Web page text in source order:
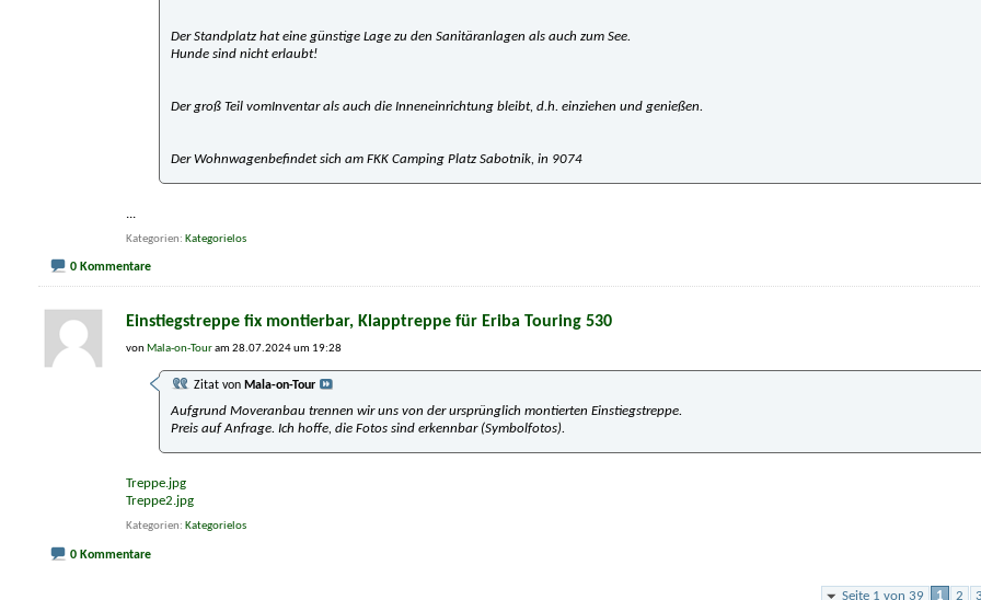
Der Standplatz hat eine günstige Lage zu den Sanitäranlagen als auch zum See.
Hunde sind nicht erlaubt!
Der groß Teil vomInventar als auch die Inneneinrichtung bleibt, d.h. einziehen und genießen.
Der Wohnwagenbefindet sich am FKK Camping Platz Sabotnik, in 9074
...
Kategorien Kategorielos
0 Kommentare
Einstiegstreppe fix montierbar, Klapptreppe für Eriba Touring 530
von Mala-on-Touram 28.07.2024 um 19:28
Zitat von Mala-on-Tour
Aufgrund Moveranbau trennen wir uns von der ursprünglich montierten Einstiegstreppe.
Preis auf Anfrage. Ich hoffe, die Fotos sind erkennbar (Symbolfotos).
Treppe.jpg
Treppe2.jpg
Kategorien Kategorielos
0 Kommentare
Seite 1 von 39 1 2 3